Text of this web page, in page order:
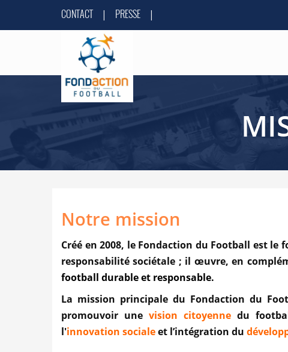
CONTACT | PRESSE |
Notre mission
Créé en 2008, le Fondaction du Football est
responsabilité so­ciétale ; il œuvre, en
football durable et responsable.
La mission principale du Fondaction du
promouvoir unevision citoyenne du
l'innovation socialeet l’intégration du